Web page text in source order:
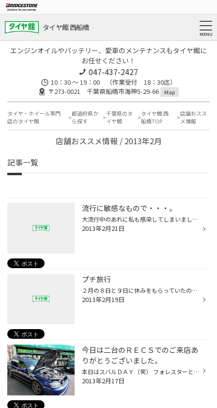
タイヤ館 西船橋
エンジンオイルやバッテリー、愛車のメンテナンスもタイヤ館に
お任せください！
047-437-2427
10：30 ～ 19：00 （作業受付 18：30迄）
〒273-0021 千葉県船橋市海神5-29-66
Map
タイヤ・ホイール専門
店のタイヤ館
都道府県か
ら探す
千葉県のタ
イヤ館
タイヤ館 西
船橋TOP
店舗おスス
メ情報
店舗おススメ情報 / 2013年2月
記事一覧
流行に敏感なもので・・・。
大流行中のあれに私も感染してしまいました。 その名も 「インフルエンザ」 熱も最高38.9℃まであがり体のダルさもありで 結局4日間お休みさせていただきました。 お店の皆に申し訳ない事をしてしまいました。 ですがもう完全に完治しましたので！！ 皆様も気を付けてくださいね！ それにしても検査...
2013年2月21日
プチ旅行
２月の８日と９日に休みをもらっていたので、久しぶりに家族で旅行しました。 行先は日光鬼怒川！ 安いトコがあって、即決。 土曜日に休みがとれるなんて、この店ではあまりないんで、うちのおチビもつれて「温泉行くぞっ！」みたいなノリで行ってきました。 しかしなんと、せっかく写真もとって...
2013年2月19日
今日は二台のＲＥＣＳでのご来店あ
りがとうございました。
本日はスバルＤＡＹ（笑） フォレスターとレガシィのお客様の ご来店ありがとうございます。 東京からのご来店のお客様もいまして、感謝です＞ 有難う御座いました！ ボクサーエンジンは比較的煙はあまりでないですねぇ といっても出ないからといって効果が低いと言う訳では ないのでご安心ください！
2013年2月17日